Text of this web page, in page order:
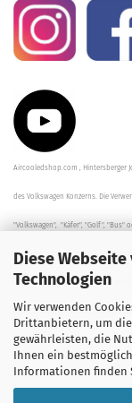
Diese
Technologien
Wir verwenden
Drittanbietern, um
gewährleisten, die
Ihnen ein
Informationen finden
Aircooledshop.com , Hintersberger
des Volkswagen Konzerns. Die
"Volkswagen", "Käfer", "Golf", "Bus"
der Beschreibung der Teile und
Verbindung zu dem Unternehmen
Die Beschreibungen, Zeichnungen
Verwendung sind sorgfältig